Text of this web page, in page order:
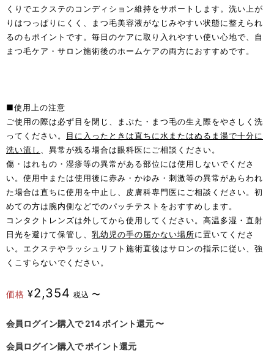
くりでエクステのコンディション維持をサポートします。洗い上が
りはつっぱりにくく、まつ毛美容液がなじみやすい状態に整えられ
るのもポイントです。毎日のケアに取り入れやすい使い心地で、自
まつ毛ケア・サロン施術後のホームケアの両方におすすめです。
■使用上の注意
ご使用の際は必ず目を閉じ、まぶた・まつ毛の生え際をやさしく洗
ってください。 目に入ったときは直ちに水またはぬるま湯で十分に
洗い流し
、異常が残る場合は眼科医にご相談ください。
傷・はれもの・湿疹等の異常がある部位には使用しないでくださ
い。使用中または使用後に赤み・かゆみ・刺激等の異常があらわれ
た場合は直ちに使用を中止し、皮膚科専門医にご相談ください。初
めての方は腕内側などでのパッチテストをおすすめします。
コンタクトレンズは外してから使用してください。高温多湿・直射
日光を避けて保管し、 乳幼児の手の届かない場所に置いてくださ
い。エクステやラッシュリフト施術直後はサロンの指示に従い、強
くこすらないでください。
価格 ¥2,354 税込 〜
会員ログイン購入で 214 ポイント還元〜
会員ログイン購入で ポイント還元